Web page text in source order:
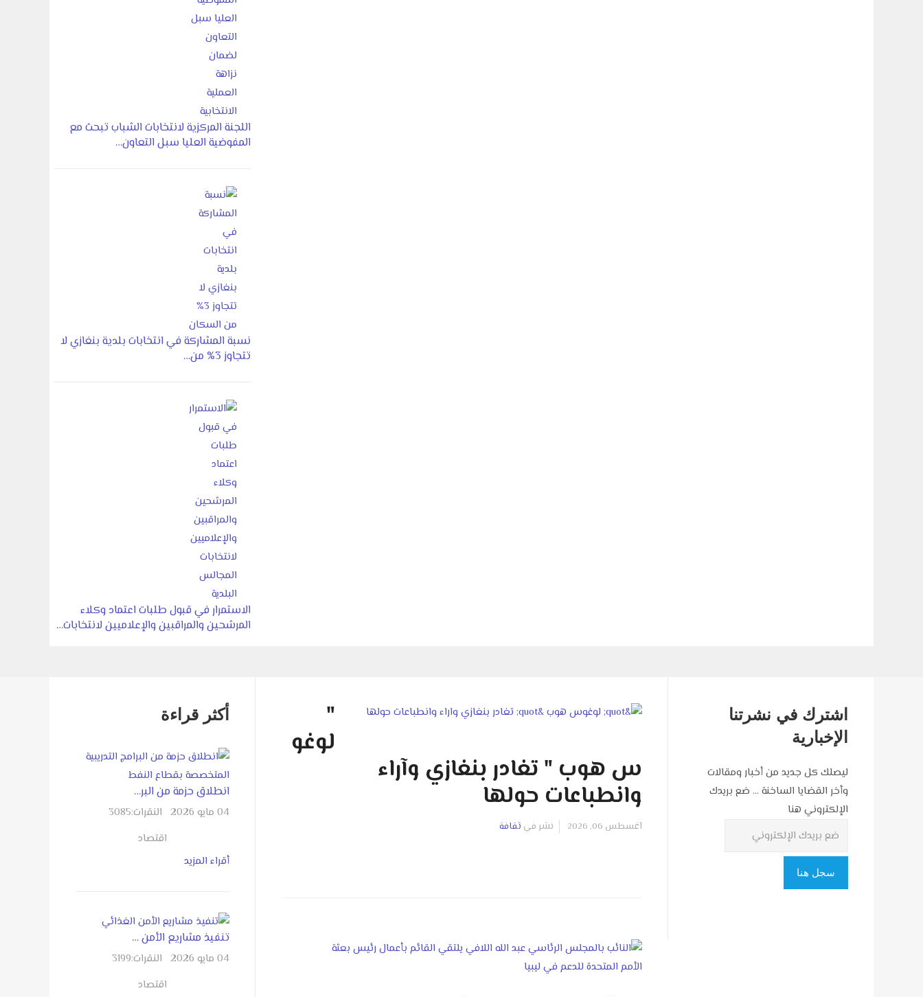
اللجنة المركزية لانتخابات الشباب تبحث مع
المفوضية العليا سبل التعاون…
نسبة المشاركة في انتخابات بلدية بنغازي لا
تتجاوز 3% من…
الاستمرار في قبول طلبات اعتماد وكلاء
المرشحين والمراقبين والإعلاميين لانتخابات…
"
لوغو
س هوب " تغادر بنغازي وآراء
وانطباعات حولها
آغسطس 06, 2026 نشر في ثقافة
اشترك في نشرتنا
الإخبارية
ليصلك كل جديد من أخبار ومقالات
وأخر القضايا الساخنة ... ضع بريدك
الإلكتروني هنا
أكثر قراءة
انطلاق حزمة من البر…
04 مايو 2026 النقرات:3085
اقتصاد
أقراء المزيد
تنفيذ مشاريع الأمن …
04 مايو 2026 النقرات:3199
اقتصاد